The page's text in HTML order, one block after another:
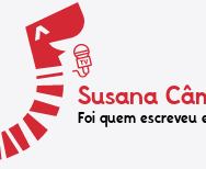
Susana
Foi quem escreveu